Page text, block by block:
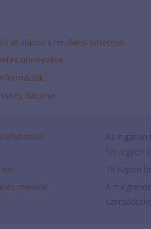
általános szerződési feltételei:
ütemezése:
dátuma:
menete: